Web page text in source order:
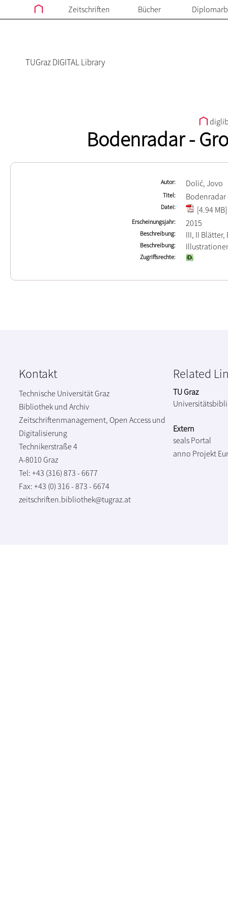
Zeitschriften Bücher
TUGraz DIGITAL Library
Bodenradar -
Autor Dolić, Jovo
Titel Bodenradar
Datei [4.94 MB]
Erscheinungsjahr 2015
Beschreibung III, II Blätter,
Beschreibung
Zugriffsrechte
Kontakt
Technische Universität Graz
Bibliothek und Archiv
Zeitschriftenmanagement, Open Access und
Digitalisierung
Technikerstraße 4
A-8010 Graz
Tel: +43 (316) 873 - 6677
Fax: +43 (0) 316 - 873 - 6674
zeitschriften.bibliothek@tugraz.at
Related
TU Graz
Extern
seals Portal
anno Projekt